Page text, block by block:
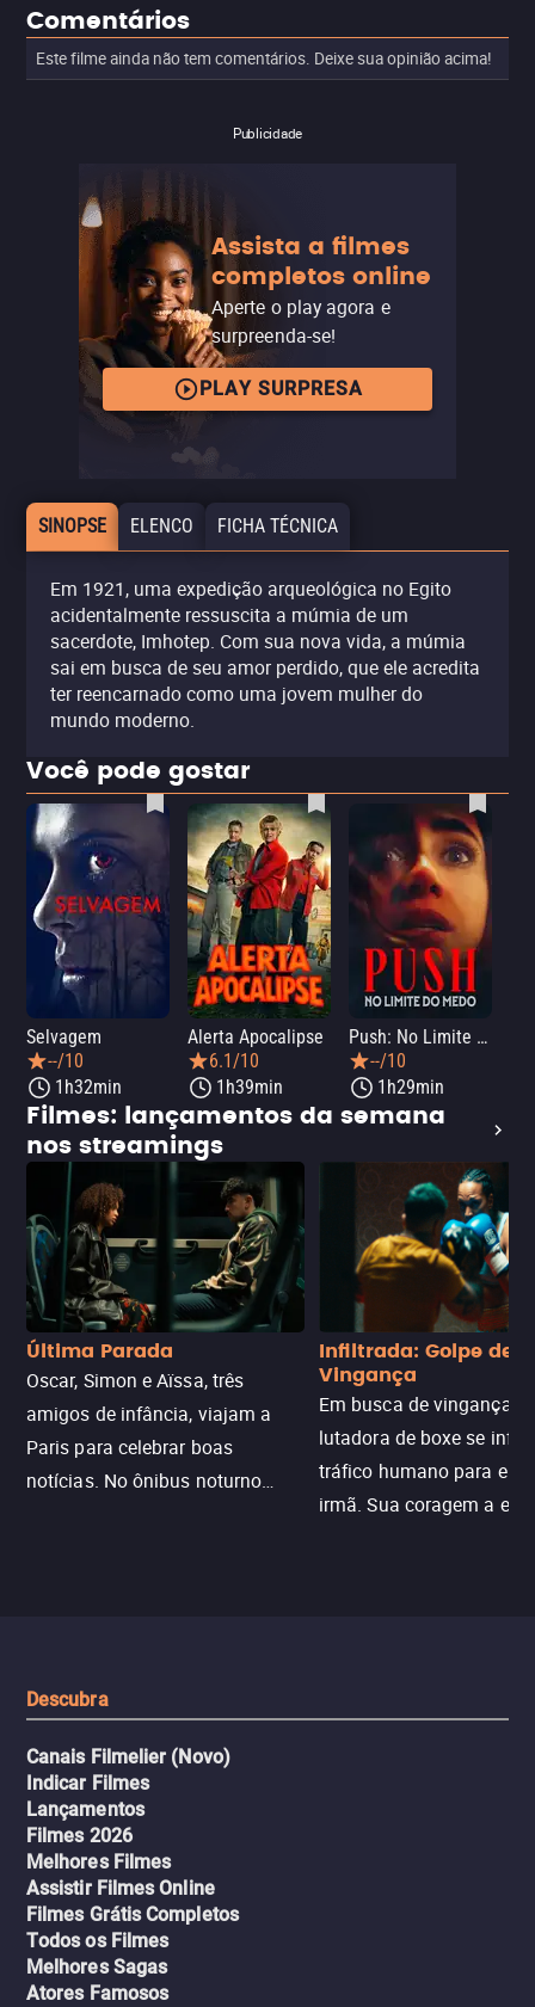
Comentários
Este filme ainda não tem comentários. Deixe sua opinião acima!
Publicidade
Assista a filmes
completos online
Aperte o play agora e
surpreenda-se!
PLAY SURPRESA
SINOPSE ELENCO FICHA TÉCNICA
Em 1921, uma expedição arqueológica no Egito
acidentalmente ressuscita a múmia de um
sacerdote, Imhotep. Com sua nova vida, a múmia
sai em busca de seu amor perdido, que ele acredita
ter reencarnado como uma jovem mulher do
mundo moderno.
Você pode gostar
Selvagem
--/10
1h32min
Alerta Apocalipse
6.1/10
1h39min
Push: No Limite do Medo
--/10
1h29min
Filmes: lançamentos da semana
nos streamings
Última Parada
Oscar, Simon e Aïssa, três
amigos de infância, viajam a
Paris para celebrar boas
notícias. No ônibus noturno
Infiltrada: Golpe de
Vingança
Em busca de vingança,
lutadora de boxe se
tráfico humano para
irmã. Sua coragem a
Descubra
Canais Filmelier (Novo)
Indicar Filmes
Lançamentos
Filmes 2026
Melhores Filmes
Assistir Filmes Online
Filmes Grátis Completos
Todos os Filmes
Melhores Sagas
Atores Famosos